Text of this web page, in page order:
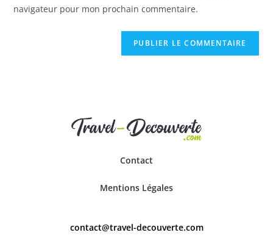
navigateur pour mon prochain commentaire.
Contact
Mentions Légales
contact@travel-decouverte.com